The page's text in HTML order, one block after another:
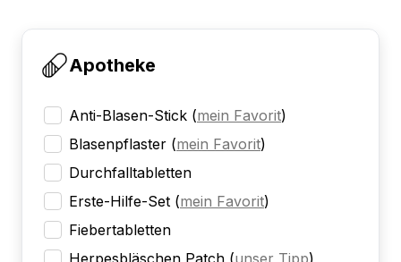
Apotheke
Anti-Blasen-Stick (mein Favorit)
Blasenpflaster (mein Favorit)
Durchfalltabletten
Erste-Hilfe-Set (mein Favorit)
Fiebertabletten